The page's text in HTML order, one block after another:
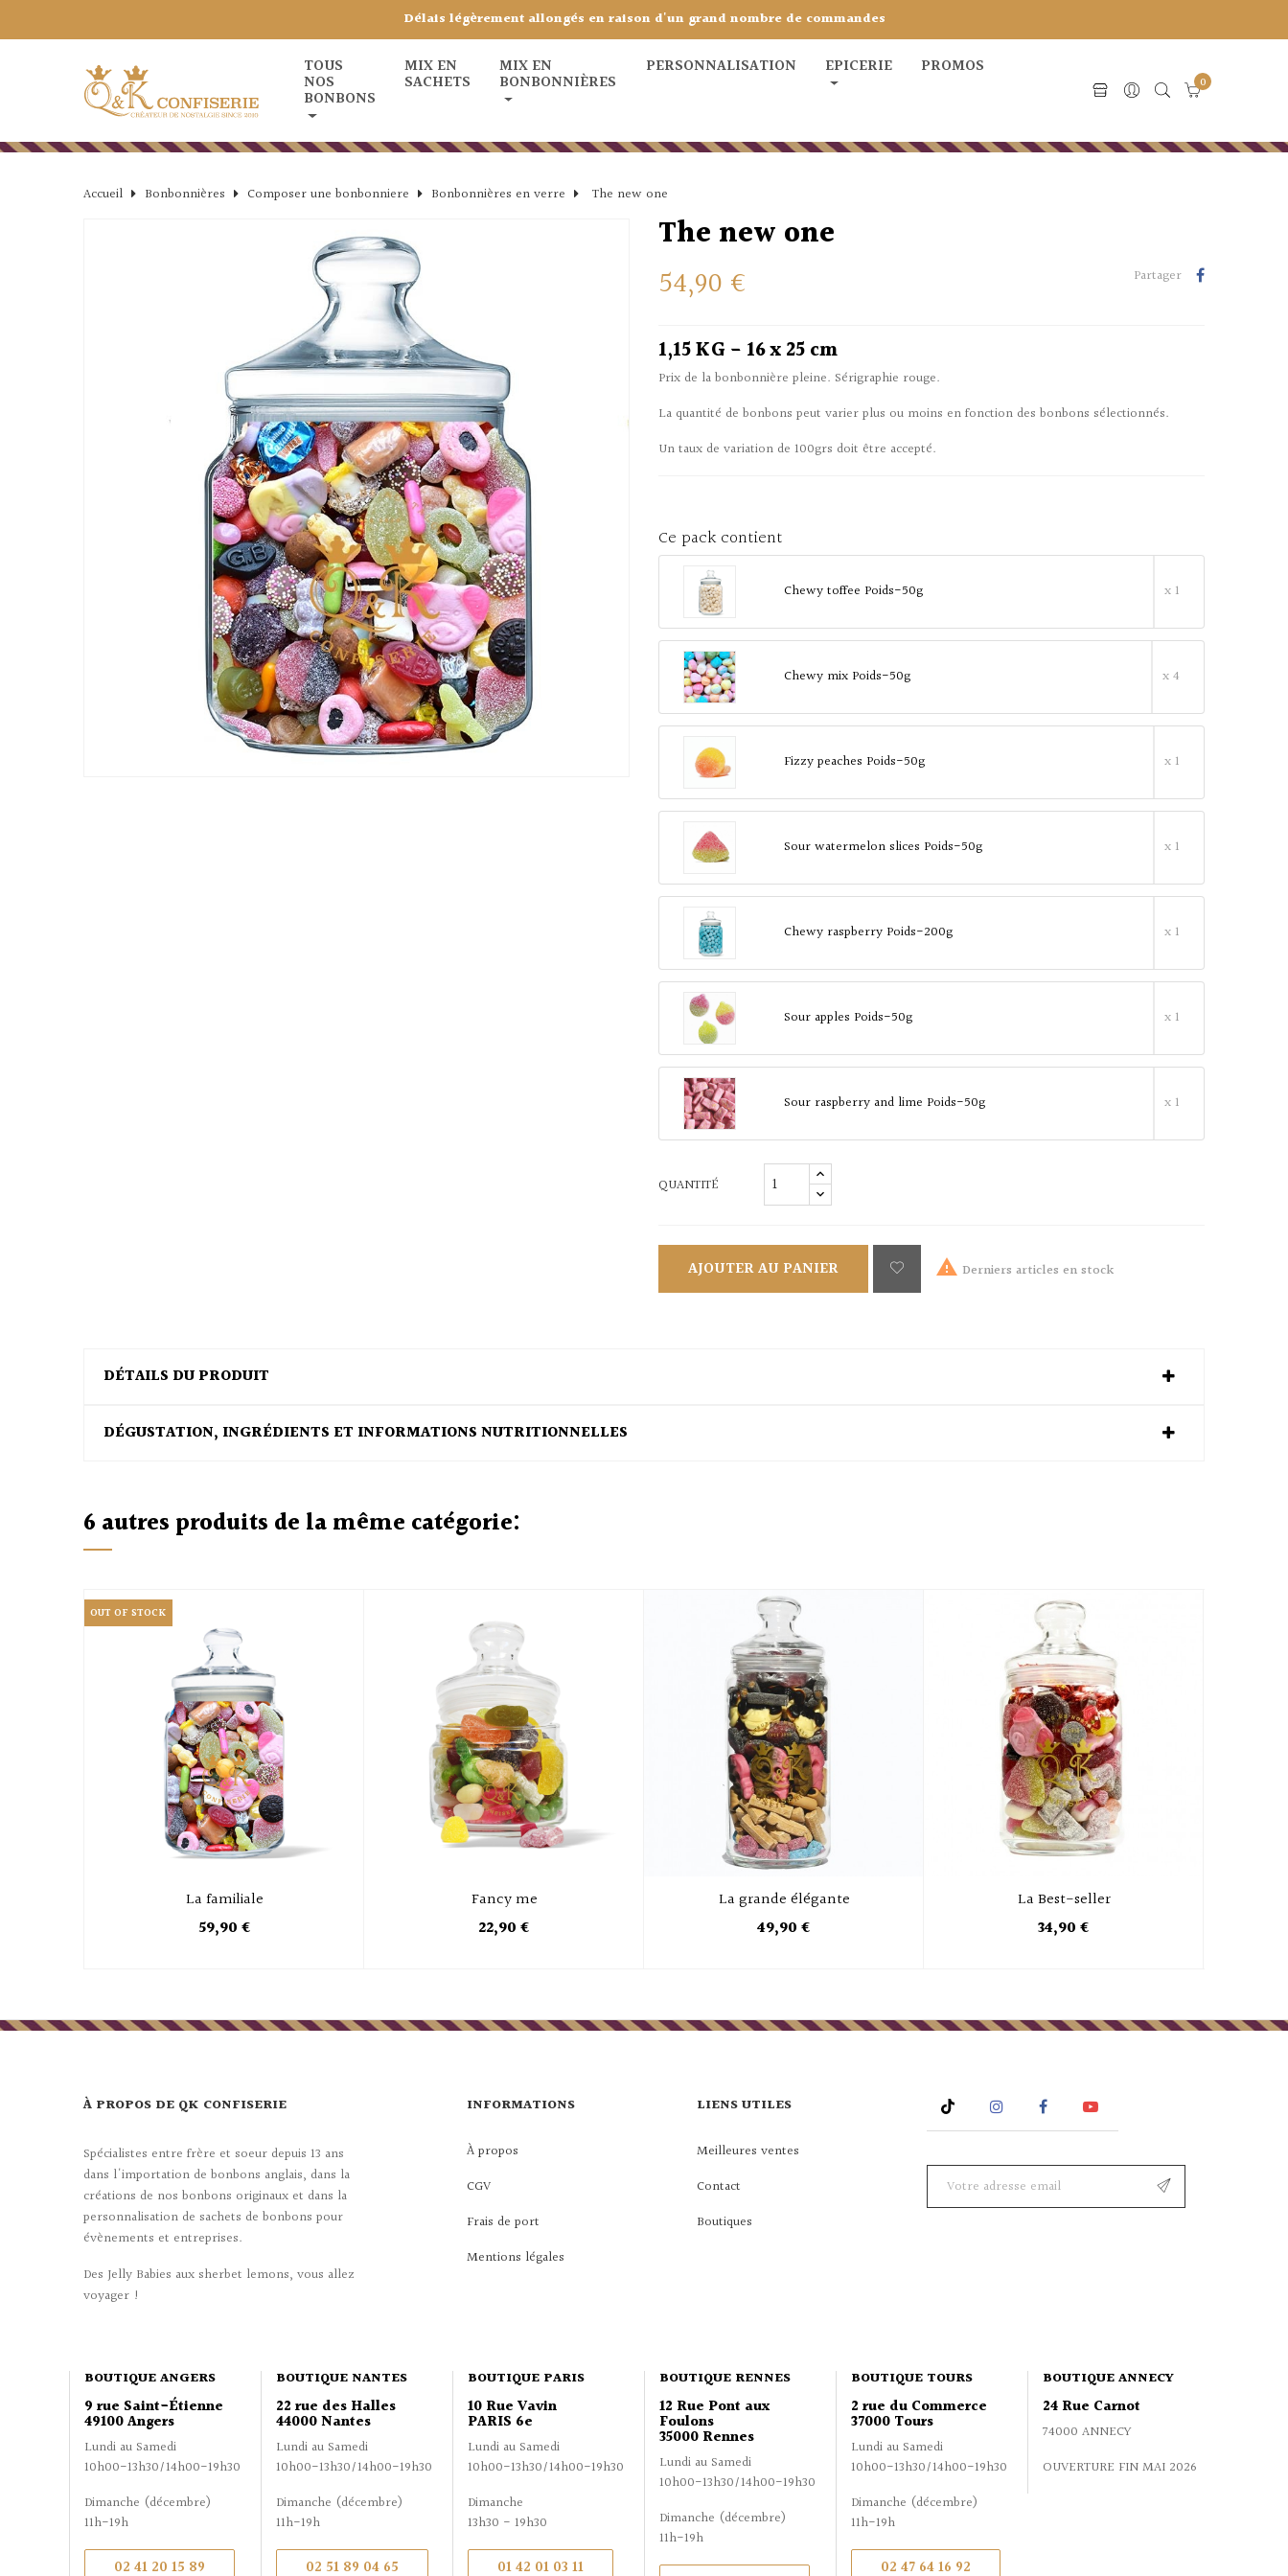
Délais légèrement allongés en raison d'un grand nombre de commandes
TOUS
NOS
BONBONS
MIX EN
SACHETS
MIX EN
BONBONNIÈRES
PERSONNALISATION EPICERIE PROMOS
0
Accueil Bonbonnières Composer une bonbonniere Bonbonnières en verre The new one
The new one
54,90 €
Partager
1,15 KG - 16 x 25 cm
Prix de la bonbonnière pleine. Sérigraphie rouge.
La quantité de bonbons peut varier plus ou moins en fonction des bonbons sélectionnés.
Un taux de variation de 100grs doit être accepté.
Ce pack contient
Chewy toffee Poids-50g x 1
Chewy mix Poids-50g x 4
Fizzy peaches Poids-50g x 1
Sour watermelon slices Poids-50g x 1
Chewy raspberry Poids-200g x 1
Sour apples Poids-50g x 1
Sour raspberry and lime Poids-50g x 1
QUANTITÉ
AJOUTER AU PANIER  Derniers articles en stock
DÉTAILS DU PRODUIT
DÉGUSTATION, INGRÉDIENTS ET INFORMATIONS NUTRITIONNELLES
6 autres produits de la même catégorie:
OUT OF STOCK
La familiale
59,90 €
Fancy me
22,90 €
La grande élégante
49,90 €
La Best-seller
34,90 €
À PROPOS DE QK CONFISERIE
Spécialistes entre frère et soeur depuis 13 ans
dans l'importation de bonbons anglais, dans la
créations de nos bonbons originaux et dans la
personnalisation de sachets de bonbons pour
évènements et entreprises.
Des Jelly Babies aux sherbet lemons, vous allez
voyager !
INFORMATIONS
À propos
CGV
Frais de port
Mentions légales
LIENS UTILES
Meilleures ventes
Contact
Boutiques
Instagram Facebook
BOUTIQUE ANGERS
9 rue Saint-Étienne
49100 Angers
Lundi au Samedi
10h00-13h30/14h00-19h30
Dimanche (décembre)
11h-19h
02 41 20 15 89
BOUTIQUE NANTES
22 rue des Halles
44000 Nantes
Lundi au Samedi
10h00-13h30/14h00-19h30
Dimanche (décembre)
11h-19h
02 51 89 04 65
BOUTIQUE PARIS
10 Rue Vavin
PARIS 6e
Lundi au Samedi
10h00-13h30/14h00-19h30
Dimanche
13h30 - 19h30
01 42 01 03 11
BOUTIQUE RENNES
12 Rue Pont aux
Foulons
35000 Rennes
Lundi au Samedi
10h00-13h30/14h00-19h30
Dimanche (décembre)
11h-19h
BOUTIQUE TOURS
2 rue du Commerce
37000 Tours
Lundi au Samedi
10h00-13h30/14h00-19h30
Dimanche (décembre)
11h-19h
02 47 64 16 92
BOUTIQUE ANNECY
24 Rue Carnot
74000 ANNECY
OUVERTURE FIN MAI 2026